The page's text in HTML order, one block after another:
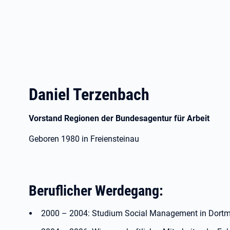
Daniel Terzenbach
Vorstand Regionen der Bundesagentur für Arbeit
Geboren 1980 in Freiensteinau
Beruflicher Werdegang:
2000 – 2004: Studium Social Management in